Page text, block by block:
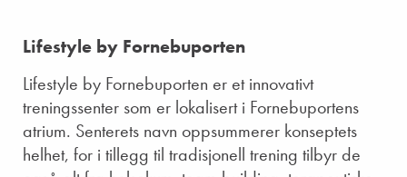
Lifestyle by Fornebuporten
Lifestyle by Fornebuporten er et innovativt
treningssenter som er lokalisert i Fornebuportens
atrium. Senterets navn oppsummerer konseptets
helhet, for i tillegg til tradisjonell trening tilbyr de